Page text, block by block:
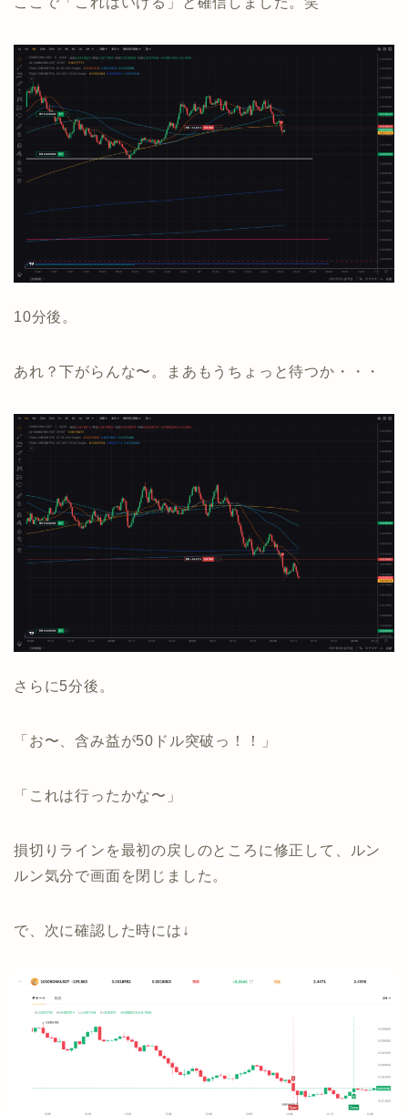
10分後。
あれ？下がらんな〜。まあもうちょっと待つか・・・
さらに5分後。
「お〜、含み益が50ドル突破っ！！」
「これは行ったかな〜」
損切りラインを最初の戻しのところに修正して、ルン
ルン気分で画面を閉じました。
で、次に確認した時には↓